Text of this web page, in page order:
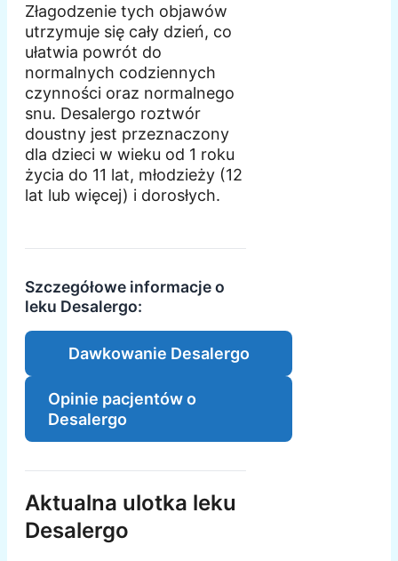
Złagodzenie tych objawów
utrzymuje się cały dzień, co
ułatwia powrót do
normalnych codziennych
czynności oraz normalnego
snu. Desalergo roztwór
doustny jest przeznaczony
dla dzieci w wieku od 1 roku
życia do 11 lat, młodzieży (12
lat lub więcej) i dorosłych.
Szczegółowe informacje o
leku Desalergo:
Dawkowanie Desalergo
Opinie pacjentów o
Desalergo
Aktualna ulotka leku
Desalergo